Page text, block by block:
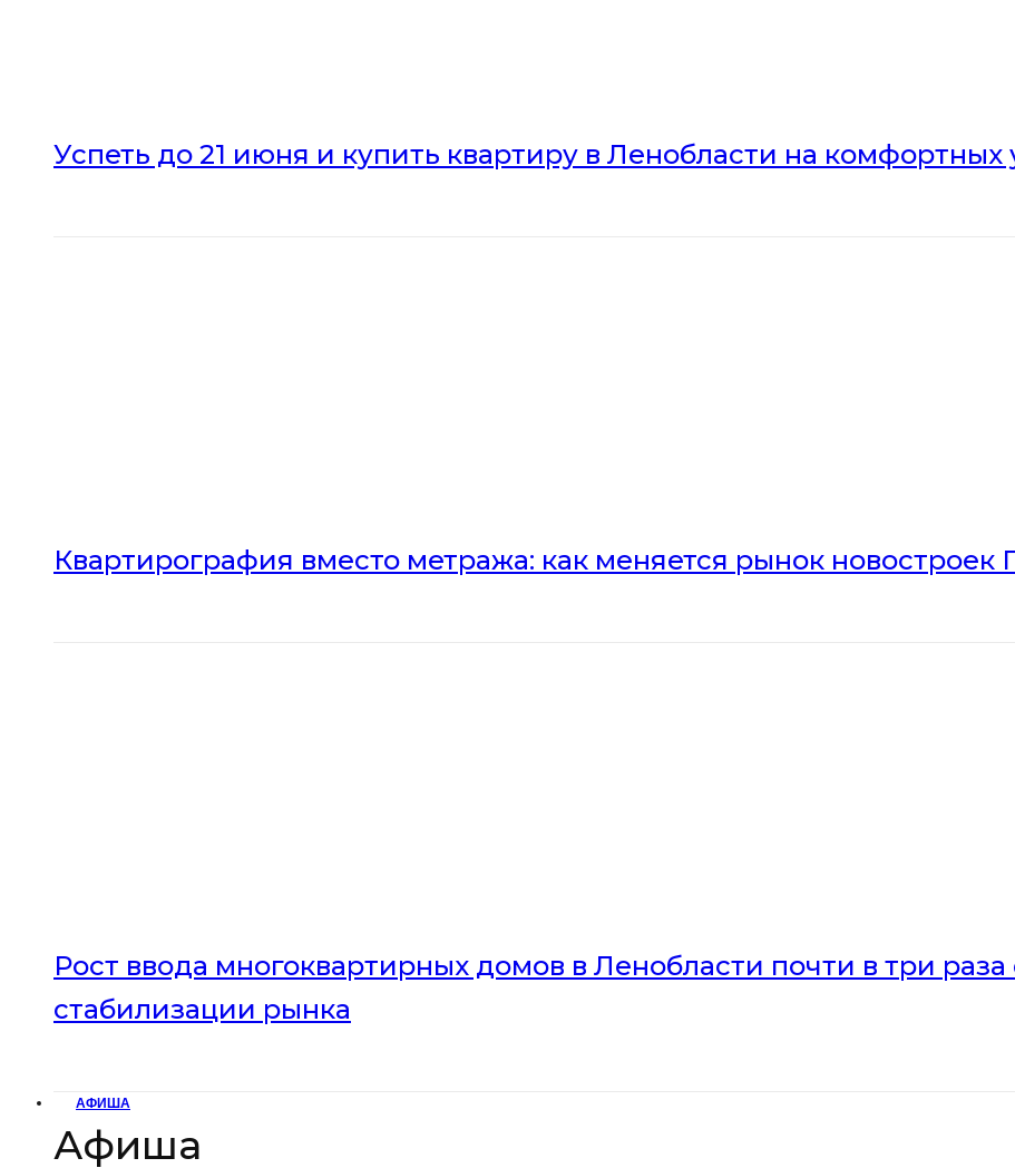
Успеть до 21 июня и купить квартиру в Ленобласти на комфортных
Квартирография вместо метража: как меняется рынок новостроек
Рост ввода многоквартирных домов в Ленобласти почти в три раза
стабилизации рынка
АФИША
Афиша